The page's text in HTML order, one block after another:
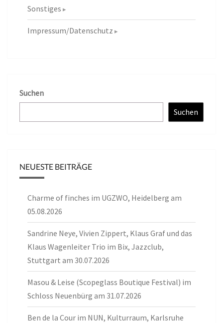
Sonstiges
Impressum/Datenschutz
Suchen
Suchen
NEUESTE BEITRÄGE
Charme of finches im UGZWO, Heidelberg am
05.08.2026
Sandrine Neye, Vivien Zippert, Klaus Graf und das
Klaus Wagenleiter Trio im Bix, Jazzclub,
Stuttgart am 30.07.2026
Masou & Leise (Scopeglass Boutique Festival) im
Schloss Neuenbürg am 31.07.2026
Ben de la Cour im NUN, Kulturraum, Karlsruhe